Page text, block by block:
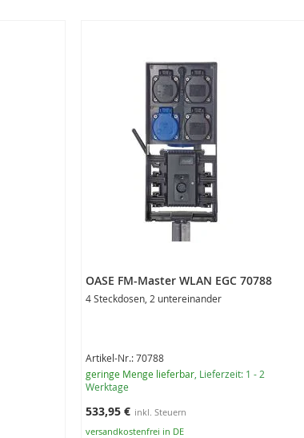
OASE FM-Master WLAN EGC 70788
4 Steckdosen, 2 untereinander
Artikel-Nr.: 70788
geringe Menge lieferbar , Lieferzeit: 1 - 2
Werktage
533,95 €
versandkostenfrei in DE